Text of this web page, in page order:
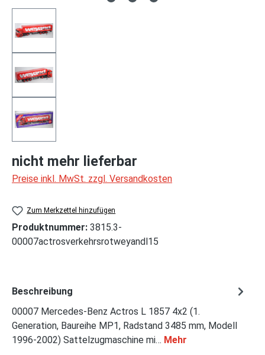
nicht mehr lieferbar
Preise inkl. MwSt. zzgl. Versandkosten
Zum Merkzettel hinzufügen
Produktnummer: 3815.3-
00007actrosverkehrsrotweyandl15
Beschreibung
00007 Mercedes-Benz Actros L 1857 4x2 (1.
Generation, Baureihe MP1, Radstand 3485 mm, Modell
1996-2002) Sattelzugmaschine mi… Mehr